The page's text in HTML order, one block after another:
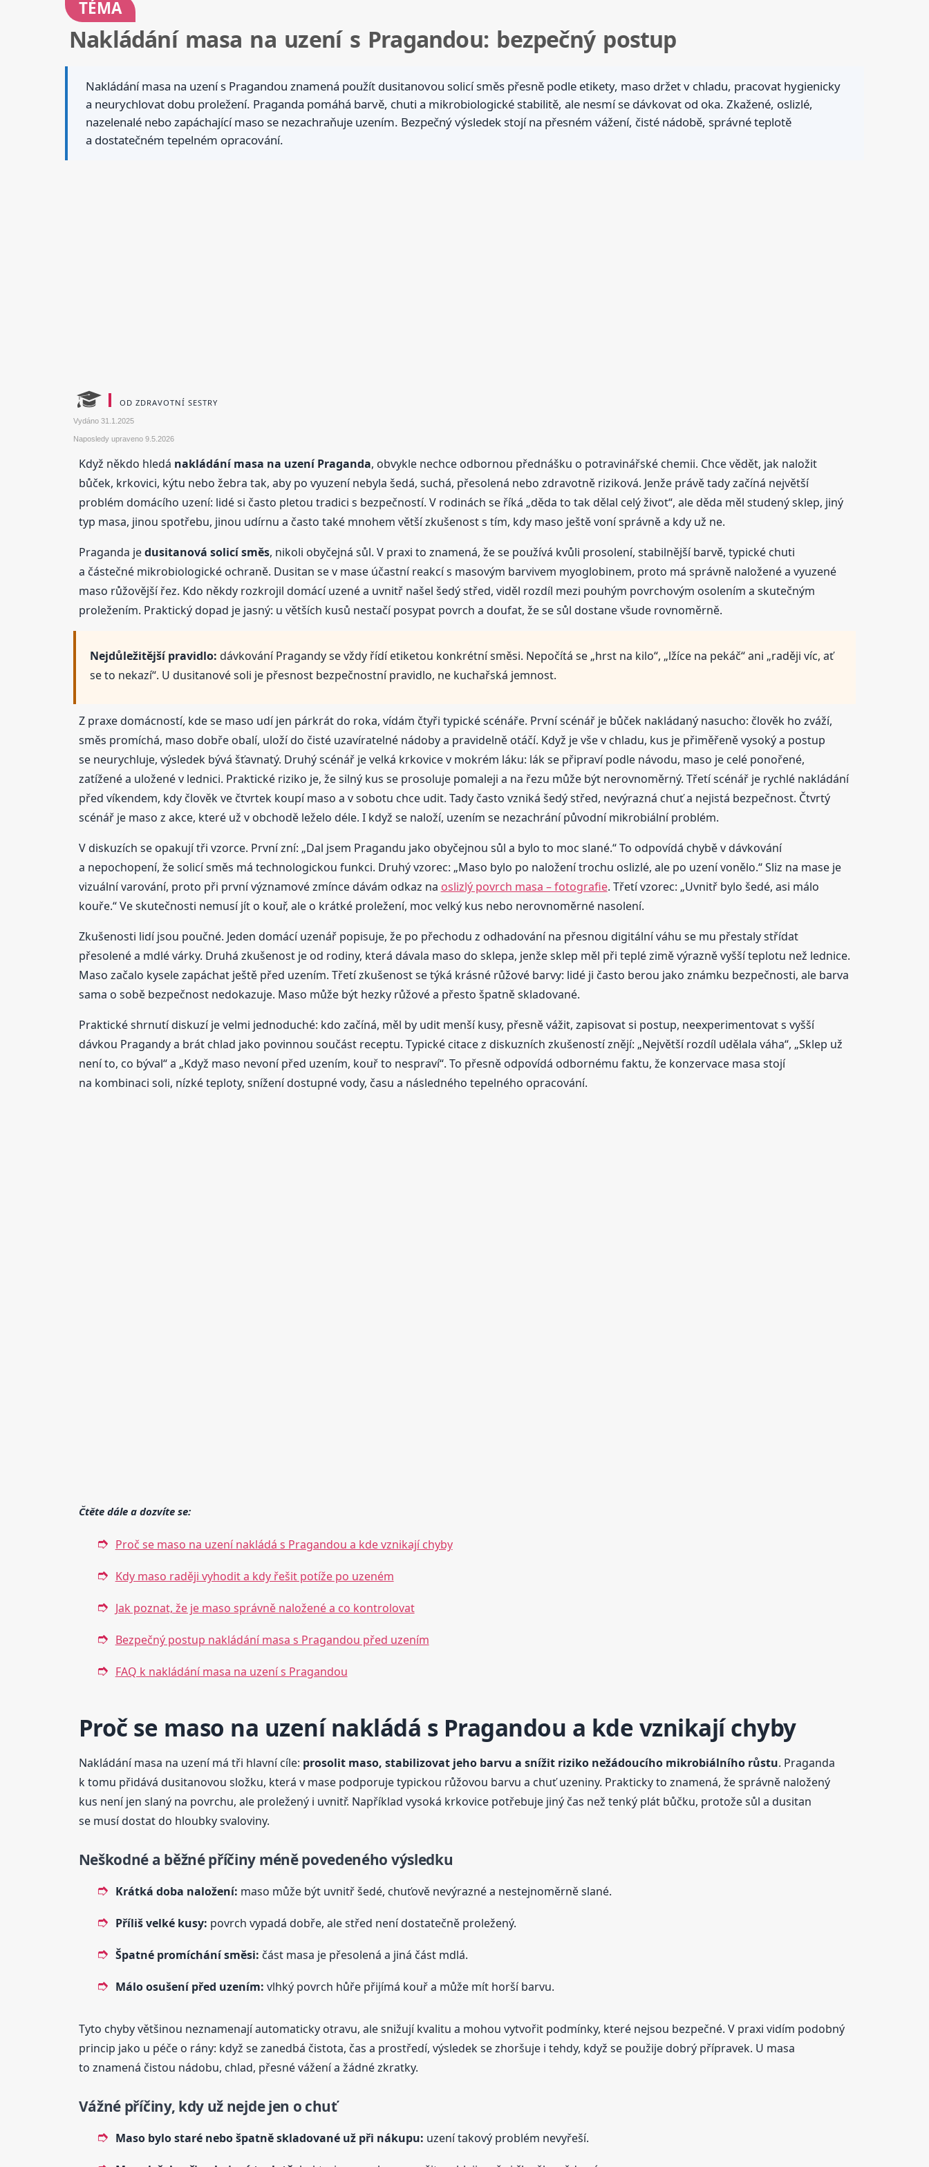
TÉMA
Nakládání masa na uzení s Pragandou: bezpečný postup
Nakládání masa na uzení s Pragandou znamená použít dusitanovou solicí směs přesně podle etikety, maso držet v chladu, pracovat hygienicky
a neurychlovat dobu proležení. Praganda pomáhá barvě, chuti a mikrobiologické stabilitě, ale nesmí se dávkovat od oka. Zkažené, oslizlé,
nazelenalé nebo zapáchající maso se nezachraňuje uzením. Bezpečný výsledek stojí na přesném vážení, čisté nádobě, správné teplotě
a dostatečném tepelném opracování.
OD ZDRAVOTNÍ SESTRY
Vydáno 31.1.2025
Naposledy upraveno 9.5.2026
Když někdo hledá nakládání masa na uzení Praganda, obvykle nechce odbornou přednášku o potravinářské chemii. Chce vědět, jak naložit
bůček, krkovici, kýtu nebo žebra tak, aby po vyuzení nebyla šedá, suchá, přesolená nebo zdravotně riziková. Jenže právě tady začíná největší
problém domácího uzení: lidé si často pletou tradici s bezpečností. V rodinách se říká „děda to tak dělal celý život“, ale děda měl studený sklep, jiný
typ masa, jinou spotřebu, jinou udírnu a často také mnohem větší zkušenost s tím, kdy maso ještě voní správně a kdy už ne.
Praganda jedusitanová solicí směs, nikoli obyčejná sůl. V praxi to znamená, že se používá kvůli prosolení, stabilnější barvě, typické chuti
a částečné mikrobiologické ochraně. Dusitan se v mase účastní reakcí s masovým barvivem myoglobinem, proto má správně naložené a vyuzené
maso růžovější řez. Kdo někdy rozkrojil domácí uzené a uvnitř našel šedý střed, viděl rozdíl mezi pouhým povrchovým osolením a skutečným
proležením. Praktický dopad je jasný: u větších kusů nestačí posypat povrch a doufat, že se sůl dostane všude rovnoměrně.
Nejdůležitější pravidlo: dávkování Pragandy se vždy řídí etiketou konkrétní směsi. Nepočítá se „hrst na kilo“, „lžíce na pekáč“ ani „raději víc, ať
se to nekazí“. U dusitanové soli je přesnost bezpečnostní pravidlo, ne kuchařská jemnost.
Z praxe domácností, kde se maso udí jen párkrát do roka, vídám čtyři typické scénáře. První scénář je bůček nakládaný nasucho: člověk ho zváží,
směs promíchá, maso dobře obalí, uloží do čisté uzavíratelné nádoby a pravidelně otáčí. Když je vše v chladu, kus je přiměřeně vysoký a postup
se neurychluje, výsledek bývá šťavnatý. Druhý scénář je velká krkovice v mokrém láku: lák se připraví podle návodu, maso je celé ponořené,
zatížené a uložené v lednici. Praktické riziko je, že silný kus se prosoluje pomaleji a na řezu může být nerovnoměrný. Třetí scénář je rychlé nakládání
před víkendem, kdy člověk ve čtvrtek koupí maso a v sobotu chce udit. Tady často vzniká šedý střed, nevýrazná chuť a nejistá bezpečnost. Čtvrtý
scénář je maso z akce, které už v obchodě leželo déle. I když se naloží, uzením se nezachrání původní mikrobiální problém.
V diskuzích se opakují tři vzorce. První zní: „Dal jsem Pragandu jako obyčejnou sůl a bylo to moc slané.“ To odpovídá chybě v dávkování
a nepochopení, že solicí směs má technologickou funkci. Druhý vzorec: „Maso bylo po naložení trochu oslizlé, ale po uzení vonělo.“ Sliz na mase je
vizuální varování, proto při první významové zmínce dávám odkaz na oslizlý povrch masa – fotografie. Třetí vzorec: „Uvnitř bylo šedé, asi málo
kouře.“ Ve skutečnosti nemusí jít o kouř, ale o krátké proležení, moc velký kus nebo nerovnoměrné nasolení.
Zkušenosti lidí jsou poučné. Jeden domácí uzenář popisuje, že po přechodu z odhadování na přesnou digitální váhu se mu přestaly střídat
přesolené a mdlé várky. Druhá zkušenost je od rodiny, která dávala maso do sklepa, jenže sklep měl při teplé zimě výrazně vyšší teplotu než lednice.
Maso začalo kysele zapáchat ještě před uzením. Třetí zkušenost se týká krásné růžové barvy: lidé ji často berou jako známku bezpečnosti, ale barva
sama o sobě bezpečnost nedokazuje. Maso může být hezky růžové a přesto špatně skladované.
Praktické shrnutí diskuzí je velmi jednoduché: kdo začíná, měl by udit menší kusy, přesně vážit, zapisovat si postup, neexperimentovat s vyšší
dávkou Pragandy a brát chlad jako povinnou součást receptu. Typické citace z diskuzních zkušeností znějí: „Největší rozdíl udělala váha“, „Sklep už
není to, co býval“ a „Když maso nevoní před uzením, kouř to nespraví“. To přesně odpovídá odbornému faktu, že konzervace masa stojí
na kombinaci soli, nízké teploty, snížení dostupné vody, času a následného tepelného opracování.
Čtěte dále a dozvíte se:
Proč se maso na uzení nakládá s Pragandou a kde vznikají chyby
Kdy maso raději vyhodit a kdy řešit potíže po uzeném
Jak poznat, že je maso správně naložené a co kontrolovat
Bezpečný postup nakládání masa s Pragandou před uzením
FAQ k nakládání masa na uzení s Pragandou
Proč se maso na uzení nakládá s Pragandou a kde vznikají chyby
Nakládání masa na uzení má tři hlavní cíle: prosolit maso, stabilizovat jeho barvu a snížit riziko nežádoucího mikrobiálního růstu. Praganda
k tomu přidává dusitanovou složku, která v mase podporuje typickou růžovou barvu a chuť uzeniny. Prakticky to znamená, že správně naložený
kus není jen slaný na povrchu, ale proležený i uvnitř. Například vysoká krkovice potřebuje jiný čas než tenký plát bůčku, protože sůl a dusitan
se musí dostat do hloubky svaloviny.
Neškodné a běžné příčiny méně povedeného výsledku
Krátká doba naložení: maso může být uvnitř šedé, chuťově nevýrazné a nestejnoměrně slané.
Příliš velké kusy: povrch vypadá dobře, ale střed není dostatečně proležený.
Špatné promíchání směsi: část masa je přesolená a jiná část mdlá.
Málo osušení před uzením: vlhký povrch hůře přijímá kouř a může mít horší barvu.
Tyto chyby většinou neznamenají automaticky otravu, ale snižují kvalitu a mohou vytvořit podmínky, které nejsou bezpečné. V praxi vidím podobný
princip jako u péče o rány: když se zanedbá čistota, čas a prostředí, výsledek se zhoršuje i tehdy, když se použije dobrý přípravek. U masa
to znamená čistou nádobu, chlad, přesné vážení a žádné zkratky.
Vážné příčiny, kdy už nejde jen o chuť
Maso bylo staré nebo špatně skladované už při nákupu: uzení takový problém nevyřeší.